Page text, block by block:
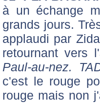
à un échange
grands jours.
applaudi par
retournant vers
Paul-au-nez.
c'est le rouge
rouge mais non